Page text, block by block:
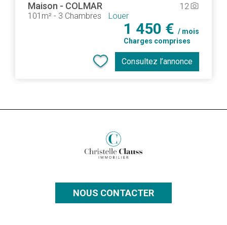
Maison - COLMAR
101m² - 3 Chambres Louer
12camera_alt
1 450 € / mois
Charges comprises
Consultez l’annonce
NOUS CONTACTER